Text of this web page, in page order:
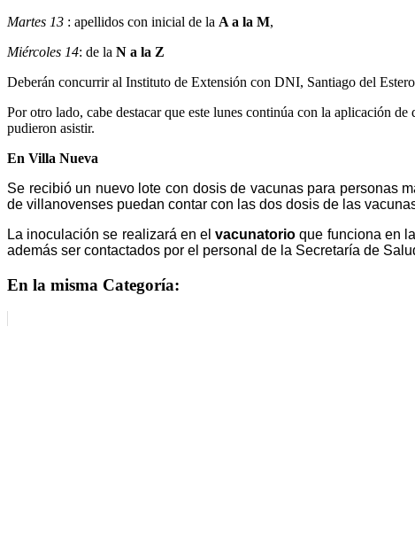
Martes 13 : apellidos con inicial de la A a la M,
Miércoles 14: de la N a la Z
Deberán concurrir al Instituto de Extensión con DNI, Santiago del
Por otro lado, cabe destacar que este lunes continúa con la aplicación
pudieron asistir.
En Villa Nueva
Se recibió un nuevo lote con dosis de vacunas para personas
de villanovenses puedan contar con las dos dosis de las
La inoculación se realizará en elvacunatorio que funciona en la
además ser contactados por el personal de la Secretaría de
En la misma Categoría: